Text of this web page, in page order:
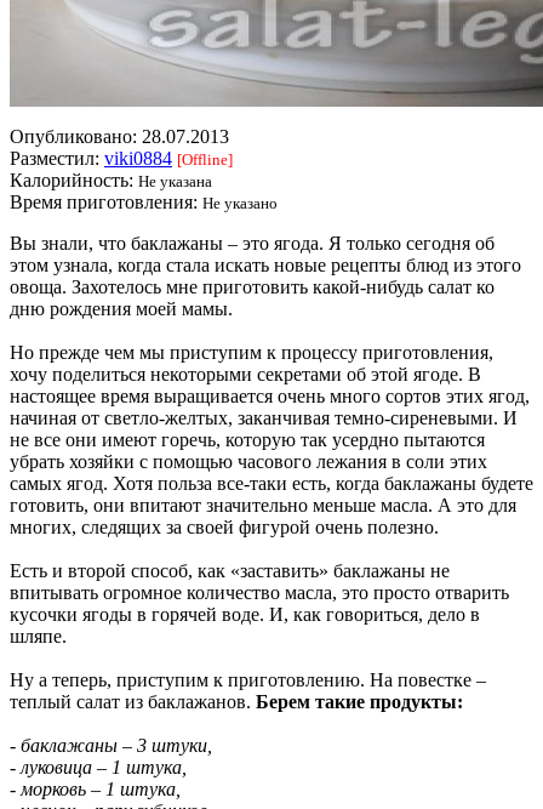
Опубликовано: 28.07.2013
Разместил: viki0884 [Offline]
Калорийность: Не указана
Время приготовления: Не указано
Вы знали, что баклажаны – это ягода. Я только сегодня об
этом узнала, когда стала искать новые рецепты блюд из этого
овоща. Захотелось мне приготовить какой-нибудь салат ко
дню рождения моей мамы.
Но прежде чем мы приступим к процессу приготовления,
хочу поделиться некоторыми секретами об этой ягоде. В
настоящее время выращивается очень много сортов этих ягод,
начиная от светло-желтых, заканчивая темно-сиреневыми. И
не все они имеют горечь, которую так усердно пытаются
убрать хозяйки с помощью часового лежания в соли этих
самых ягод. Хотя польза все-таки есть, когда баклажаны будете
готовить, они впитают значительно меньше масла. А это для
многих, следящих за своей фигурой очень полезно.
Есть и второй способ, как «заставить» баклажаны не
впитывать огромное количество масла, это просто отварить
кусочки ягоды в горячей воде. И, как говориться, дело в
шляпе.
Ну а теперь, приступим к приготовлению. На повестке –
теплый салат из баклажанов. Берем такие продукты:
- баклажаны – 3 штуки,
- луковица – 1 штука,
- морковь – 1 штука,